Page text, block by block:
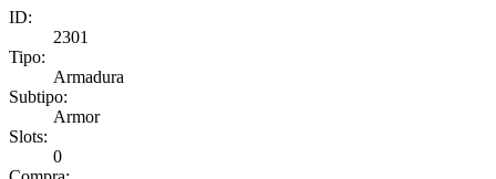
ID:
2301
Tipo:
Armadura
Subtipo:
Armor
Slots:
0